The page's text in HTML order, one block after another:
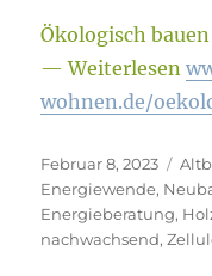
Ökologisch
— Weiterlesen
wohnen.de/
Veröffentlicht
am
Februar 8, 2023
Energiewende,
Energieberatung,
nachwachsend,